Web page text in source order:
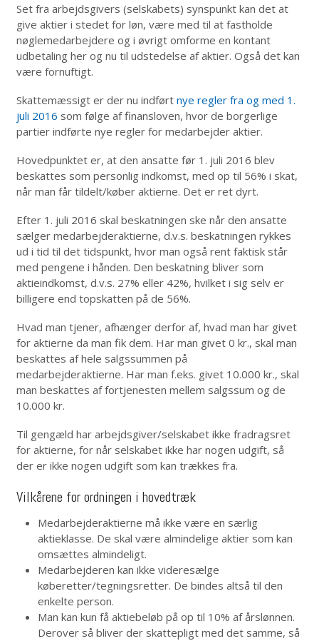
Set fra arbejdsgivers (selskabets) synspunkt kan det at
give aktier i stedet for løn, være med til at fastholde
nøglemedarbejdere og i øvrigt omforme en kontant
udbetaling her og nu til udstedelse af aktier. Også det kan
være fornuftigt.
Skattemæssigt er der nu indført nye regler fra og med 1.
juli 2016 som følge af finansloven, hvor de borgerlige
partier indførte nye regler for medarbejder aktier.
Hovedpunktet er, at den ansatte før 1. juli 2016 blev
beskattes som personlig indkomst, med op til 56% i skat,
når man får tildelt/køber aktierne. Det er ret dyrt.
Efter 1. juli 2016 skal beskatningen ske når den ansatte
sælger medarbejderaktierne, d.v.s. beskatningen rykkes
ud i tid til det tidspunkt, hvor man også rent faktisk står
med pengene i hånden. Den beskatning bliver som
aktieindkomst, d.v.s. 27% eller 42%, hvilket i sig selv er
billigere end topskatten på de 56%.
Hvad man tjener, afhænger derfor af, hvad man har givet
for aktierne da man fik dem. Har man givet 0 kr., skal man
beskattes af hele salgssummen på
medarbejderaktierne. Har man f.eks. givet 10.000 kr., skal
man beskattes af fortjenesten mellem salgssum og de
10.000 kr.
Til gengæld har arbejdsgiver/selskabet ikke fradragsret
for aktierne, for når selskabet ikke har nogen udgift, så
der er ikke nogen udgift som kan trækkes fra.
Vilkårene for ordningen i hovedtræk
Medarbejderaktierne må ikke være en særlig
aktieklasse. De skal være almindelige aktier som kan
omsættes almindeligt.
Medarbejderen kan ikke videresælge
køberetter/tegningsretter. De bindes altså til den
enkelte person.
Man kan kun få aktiebeløb på op til 10% af årslønnen.
Derover så bliver der skattepligt med det samme, så